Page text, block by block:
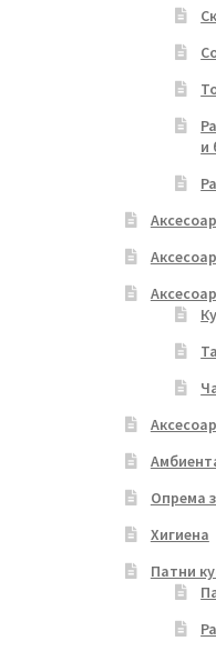
и
Опрема
Хигиена
Патни